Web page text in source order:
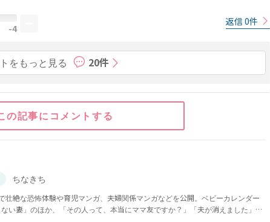
-4
返信 0件
をもっと見る 20件
の記事にコメントする
ちなきち
絶な恐怖体験や育児マンガ、夫婦関係マンガなどを公開。ベビーカレンダー
い妻」のほか、「その人って、本当にママ友ですか？」「夫が消えました」な